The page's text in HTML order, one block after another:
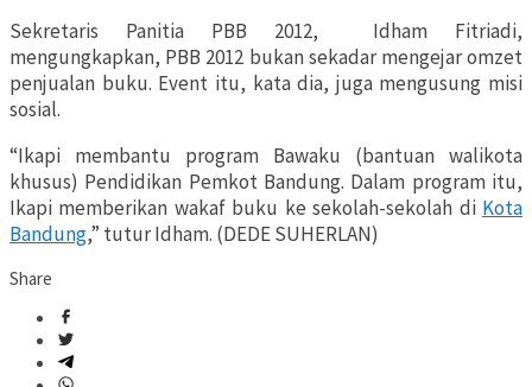
Sekretaris Panitia PBB 2012, Idham Fitriadi,
mengungkapkan, PBB 2012 bukan sekadar mengejar omzet
penjualan buku. Event itu, kata dia, juga mengusung misi
sosial.
“Ikapi membantu program Bawaku (bantuan walikota
khusus) Pendidikan Pemkot Bandung. Dalam program itu,
Ikapi memberikan wakaf buku ke sekolah-sekolah di Kota
Bandung,” tutur Idham. (DEDE SUHERLAN)
Share